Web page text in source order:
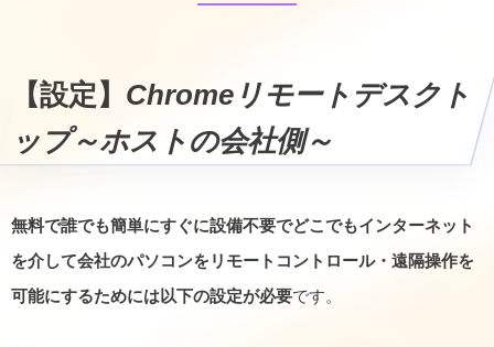
【設定】 Chromeリモートデスクト
ップ～ホストの会社側～
無料で誰でも簡単にすぐに設備不要でどこでもインターネット
を介して会社のパソコンをリモートコントロール・遠隔操作を
可能にするためには以下の設定が必要です。